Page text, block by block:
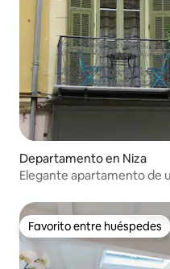
Departamento en Niza
Elegante apartamento de
Favorito entre huéspedes
Favorito entre huéspedes